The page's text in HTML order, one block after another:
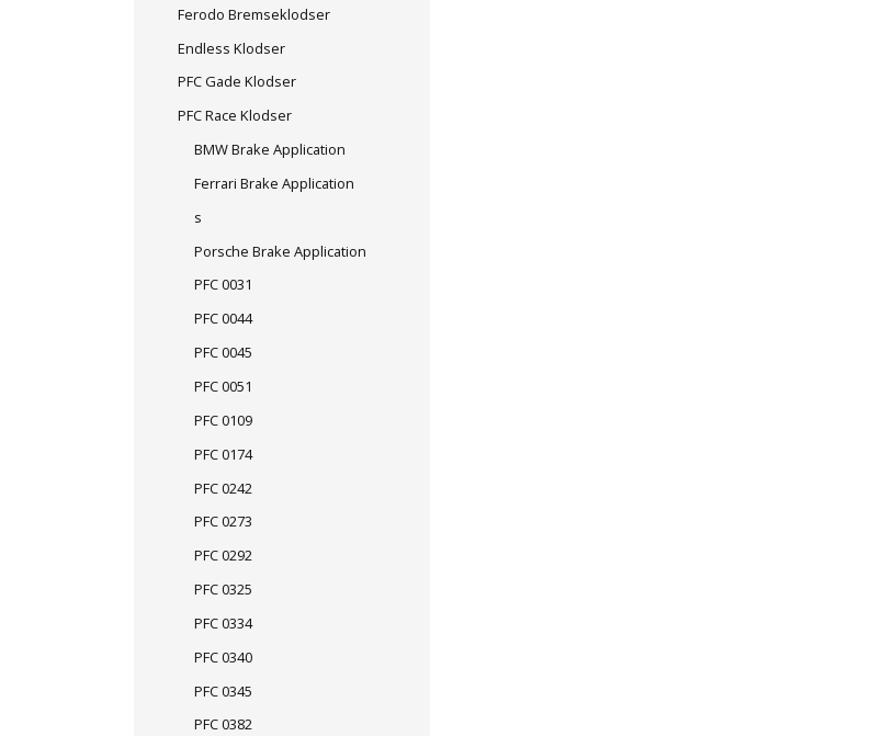
Ferodo Bremseklodser
Endless Klodser
PFC Gade Klodser
PFC Race Klodser
BMW Brake Application
Ferrari Brake Application
s
Porsche Brake Application
PFC 0031
PFC 0044
PFC 0045
PFC 0051
PFC 0109
PFC 0174
PFC 0242
PFC 0273
PFC 0292
PFC 0325
PFC 0334
PFC 0340
PFC 0345
PFC 0382